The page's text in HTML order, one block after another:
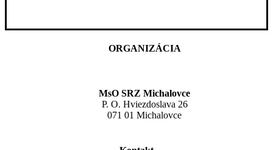
ORGANIZÁCIA
MsO SRZ Michalovce
P. O. Hviezdoslava 26
071 01 Michalovce